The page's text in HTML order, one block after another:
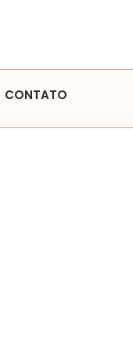
CONTATO